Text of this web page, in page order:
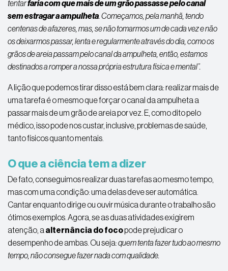
tentarfaria com que mais de um grão passasse pelo canal
sem estragar a ampulheta. Começamos, pela manhã, tendo
centenas de afazeres, mas, se não tomarmos um de cada vez e não
os deixarmos passar, lenta e regularmente através do dia, como os
grãos de areia passam pelo canal da ampulheta, então, estamos
destinados a romper a nossa própria estrutura física e mental”.
A lição que podemos tirar disso está bem clara: realizar mais de
uma tarefa é o mesmo que forçar o canal da ampulheta a
passar mais de um grão de areia por vez. E, como dito pelo
médico, isso pode nos custar, inclusive, problemas de saúde,
tanto físicos quanto mentais.
O que a ciência tem a dizer
De fato, conseguimos realizar duas tarefas ao mesmo tempo,
mas com uma condição: uma delas deve ser automática.
Cantar enquanto dirige ou ouvir música durante o trabalho são
ótimos exemplos. Agora, se as duas atividades exigirem
atenção, a alternância do focopode prejudicar o
desempenho de ambas. Ou seja:quem tenta fazer tudo ao mesmo
tempo, não consegue fazer nada com qualidade.